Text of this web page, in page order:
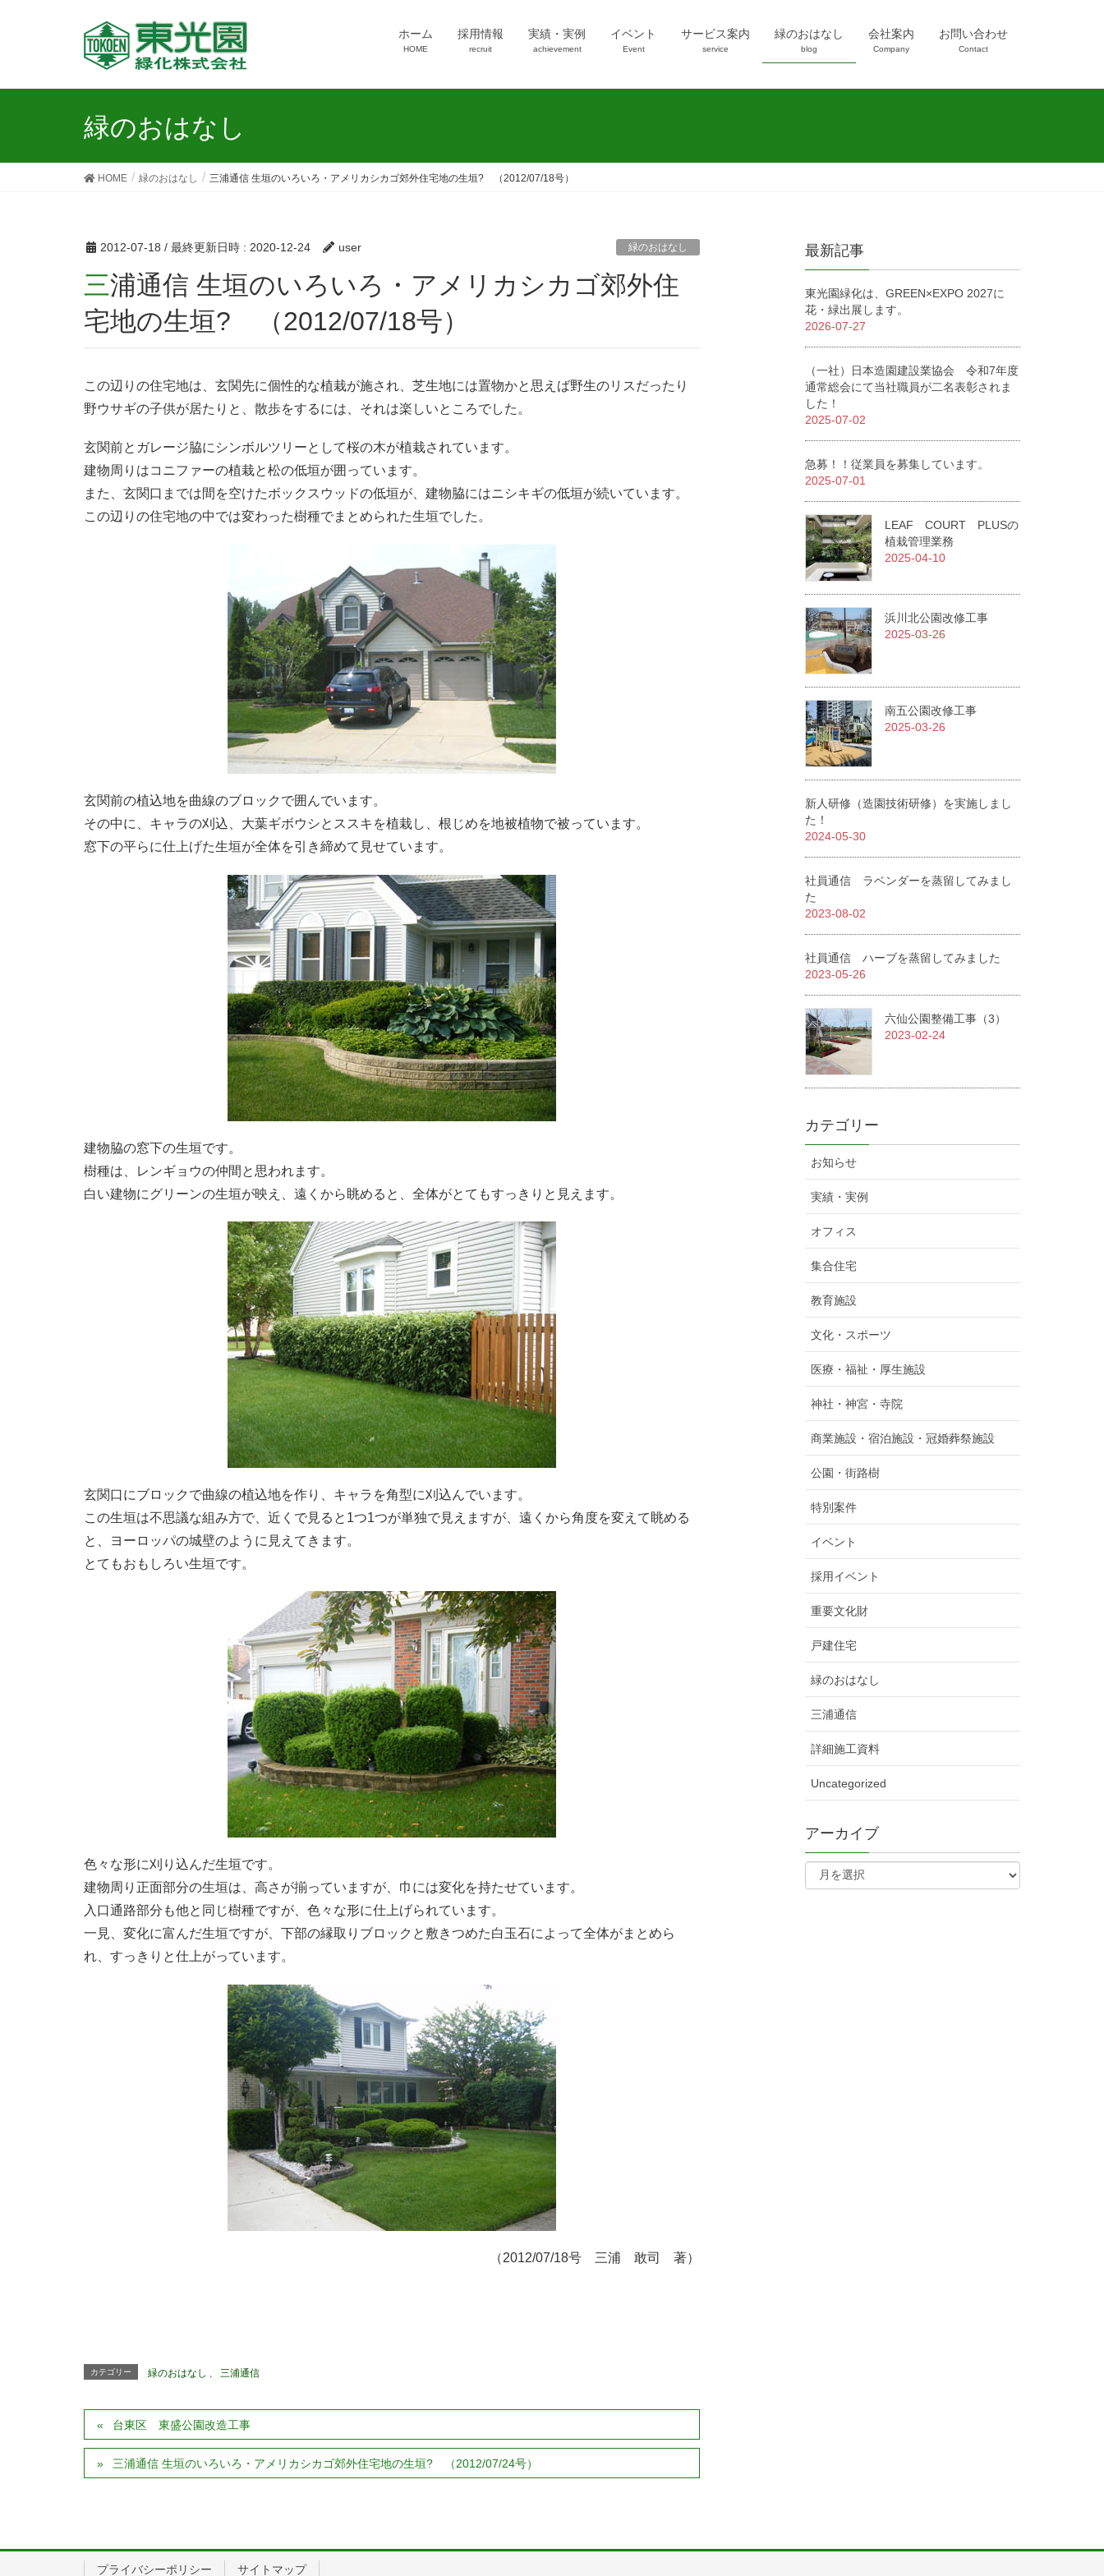
ホーム
HOME
採用情報
recruit
実績・実例
achievement
イベント
Event
サービス案内
service
緑のおはなし
blog
会社案内
Company
お問い合わせ
Contact
緑のおはなし
HOME 緑のおはなし 三浦通信 生垣のいろいろ・アメリカシカゴ郊外住宅地の生垣? （2012/07/18号）
2012-07-18 / 最終更新日時 : 2020-12-24 user 緑のおはなし
三浦通信 生垣のいろいろ・アメリカシカゴ郊外住
宅地の生垣? （2012/07/18号）
この辺りの住宅地は、玄関先に個性的な植栽が施され、芝生地には置物かと思えば野生のリスだったり
野ウサギの子供が居たりと、散歩をするには、それは楽しいところでした。
玄関前とガレージ脇にシンボルツリーとして桜の木が植栽されています。
建物周りはコニファーの植栽と松の低垣が囲っています。
また、玄関口までは間を空けたボックスウッドの低垣が、建物脇にはニシキギの低垣が続いています。
この辺りの住宅地の中では変わった樹種でまとめられた生垣でした。
玄関前の植込地を曲線のブロックで囲んでいます。
その中に、キャラの刈込、大葉ギボウシとススキを植栽し、根じめを地被植物で被っています。
窓下の平らに仕上げた生垣が全体を引き締めて見せています。
建物脇の窓下の生垣です。
樹種は、レンギョウの仲間と思われます。
白い建物にグリーンの生垣が映え、遠くから眺めると、全体がとてもすっきりと見えます。
玄関口にブロックで曲線の植込地を作り、キャラを角型に刈込んでいます。
この生垣は不思議な組み方で、近くで見ると1つ1つが単独で見えますが、遠くから角度を変えて眺める
と、ヨーロッパの城壁のように見えてきます。
とてもおもしろい生垣です。
色々な形に刈り込んだ生垣です。
建物周り正面部分の生垣は、高さが揃っていますが、巾には変化を持たせています。
入口通路部分も他と同じ樹種ですが、色々な形に仕上げられています。
一見、変化に富んだ生垣ですが、下部の縁取りブロックと敷きつめた白玉石によって全体がまとめら
れ、すっきりと仕上がっています。
（2012/07/18号 三浦 敢司 著）
カテゴリー 緑のおはなし 、 三浦通信
台東区 東盛公園改造工事
三浦通信 生垣のいろいろ・アメリカシカゴ郊外住宅地の生垣? （2012/07/24号）
最新記事
東光園緑化は、GREEN×EXPO 2027に
花・緑出展します。
2026-07-27
（一社）日本造園建設業協会 令和7年度
通常総会にて当社職員が二名表彰されま
した！
2025-07-02
急募！！従業員を募集しています。
2025-07-01
LEAF COURT PLUSの
植栽管理業務
2025-04-10
浜川北公園改修工事
2025-03-26
南五公園改修工事
2025-03-26
新人研修（造園技術研修）を実施しまし
た！
2024-05-30
社員通信 ラベンダーを蒸留してみまし
た
2023-08-02
社員通信 ハーブを蒸留してみました
2023-05-26
六仙公園整備工事（3）
2023-02-24
カテゴリー
お知らせ
実績・実例
オフィス
集合住宅
教育施設
文化・スポーツ
医療・福祉・厚生施設
神社・神宮・寺院
商業施設・宿泊施設・冠婚葬祭施設
公園・街路樹
特別案件
イベント
採用イベント
重要文化財
戸建住宅
緑のおはなし
三浦通信
詳細施工資料
Uncategorized
アーカイブ
プライバシーポリシー サイトマップ